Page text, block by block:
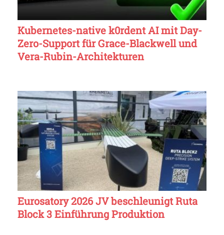
Kubernetes-native k0rdent AI mit Day-
Zero-Support für Grace-Blackwell und
Vera-Rubin-Architekturen
Eurosatory 2026 JV beschleunigt Ruta
Block 3 Einführung Produktion